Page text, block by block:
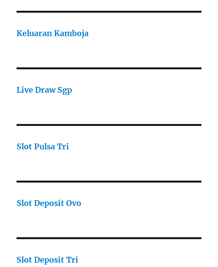
Keluaran Kamboja
Live Draw Sgp
Slot Pulsa Tri
Slot Deposit Ovo
Slot Deposit Tri